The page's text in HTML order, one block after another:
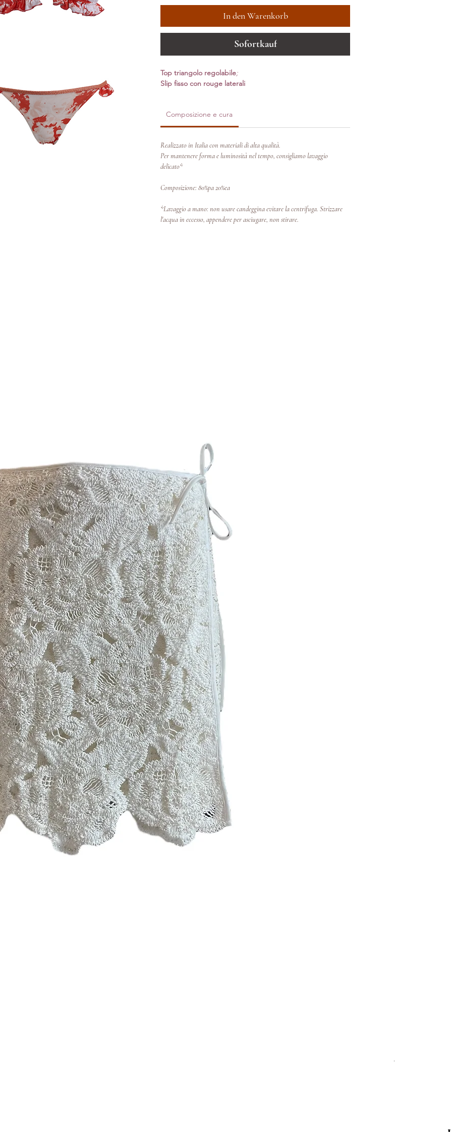
In den Warenkorb
Sofortkauf
Top triangolo regolabile;
Slip fisso con rouge laterali
Composizione e cura
Realizzato in Italia con materiali di alta qualità.
Per mantenere forma e luminosità nel tempo, consigliamo lavaggio
delicato*
Composizione: 80%pa 20%ea
*Lavaggio a mano: non usare candeggina evitare la centrifuga. Strizzare
l'acqua in eccesso, appendere per asciugare, non stirare.
Standardpreis
190,00 €